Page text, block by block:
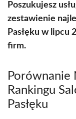
Poszukujesz
zestawienie
Pasłęku w lipcu
firm.
Porównanie
Rankingu
Pasłęku